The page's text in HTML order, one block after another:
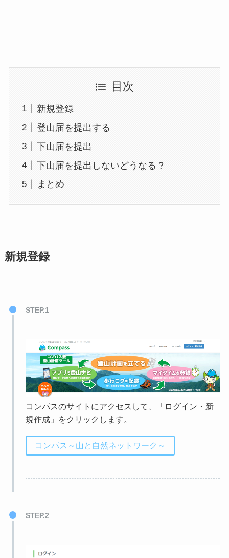
目次
新規登録
登山届を提出する
下山届を提出
下山届を提出しないどうなる？
まとめ
新規登録
STEP.1
コンパスのサイトにアクセスして、「ログイン・新
規作成」をクリックします。
コンパス～山と自然ネットワーク～
STEP.2